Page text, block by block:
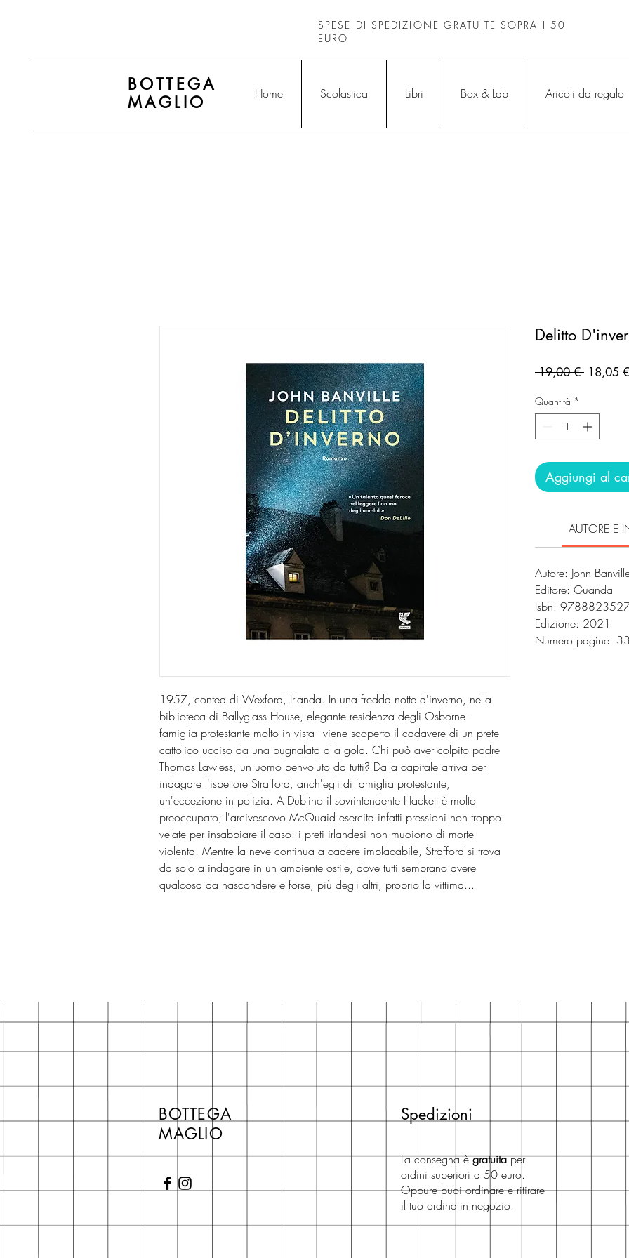
SPESE DI SPEDIZIONE GRATUITE SOPRA I 50
EURO
BOTTEGA
MAGLIO
Home Scolastica Libri Box & Lab Aricoli da regalo
1957, contea di Wexford, Irlanda. In una fredda notte d'inverno, nella
biblioteca di Ballyglass House, elegante residenza degli Osborne -
famiglia protestante molto in vista - viene scoperto il cadavere di un prete
cattolico ucciso da una pugnalata alla gola. Chi può aver colpito padre
Thomas Lawless, un uomo benvoluto da tutti? Dalla capitale arriva per
indagare l'ispettore Strafford, anch'egli di famiglia protestante,
un'eccezione in polizia. A Dublino il sovrintendente Hackett è molto
preoccupato; l'arcivescovo McQuaid esercita infatti pressioni non troppo
velate per insabbiare il caso: i preti irlandesi non muoiono di morte
violenta. Mentre la neve continua a cadere implacabile, Strafford si trova
da solo a indagare in un ambiente ostile, dove tutti sembrano avere
qualcosa da nascondere e forse, più degli altri, proprio la vittima...
Delitto
19,00 € Prezzo
18,05 €
Quantità *
Aggiungi al
AUTORE E
Autore: John
Editore: Guanda
Isbn:
Edizione: 2021
Numero pagine:
BOTTEGA
MAGLIO
Spedizioni
La consegna ègratuitaper
ordini superiori a 50 euro.
Oppure puoi ordinare e ritirare
il tuo ordine in negozio.